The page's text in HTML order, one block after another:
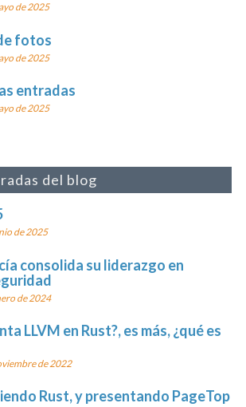
de 2025
fotos
de 2025
entradas
de 2025
del blog
de 2025
consolida su liderazgo en
de 2024
LLVM en Rust?, es más, ¿qué es
de 2022
Rust, y presentando PageTop